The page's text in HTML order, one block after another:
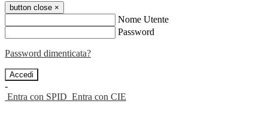
button close ×
Nome Utente
Password
Password dimenticata?
-
Entra con SPID Entra con CIE